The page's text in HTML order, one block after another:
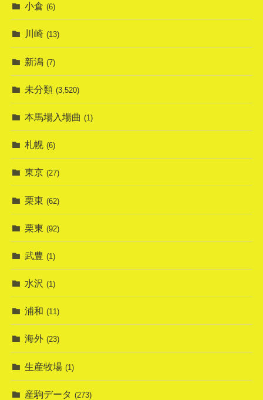
小倉 (6)
川崎 (13)
新潟 (7)
未分類 (3,520)
本馬場入場曲 (1)
札幌 (6)
東京 (27)
栗東 (62)
栗東 (92)
武豊 (1)
水沢 (1)
浦和 (11)
海外 (23)
生産牧場 (1)
産駒データ (273)